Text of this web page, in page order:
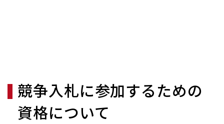
競争入札に参加するための
資格について